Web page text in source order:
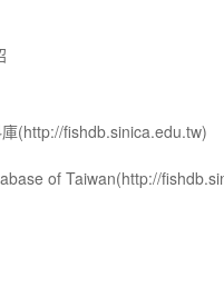
(http://fishdb.sinica.edu.tw)
of Taiwan(http://